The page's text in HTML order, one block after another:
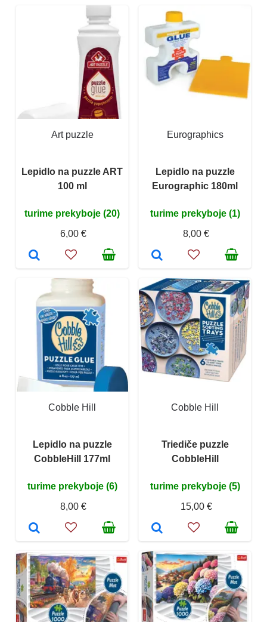
Art puzzle
Lepidlo na puzzle ART
100 ml
turime prekyboje (20)
6,00 €
Eurographics
Lepidlo na puzzle
Eurographic 180ml
turime prekyboje (1)
8,00 €
Cobble Hill
Lepidlo na puzzle
CobbleHill 177ml
turime prekyboje (6)
8,00 €
Cobble Hill
Triediče puzzle
CobbleHill
turime prekyboje (5)
15,00 €